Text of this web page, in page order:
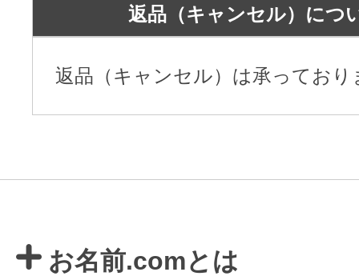
返品（キャンセル）につ
返品（キャンセル）は承っており
お名前.comとは